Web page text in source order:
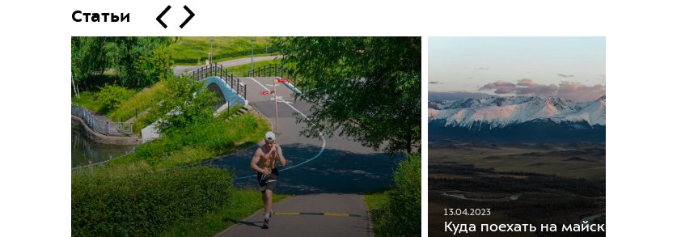
Статьи
13.04.2023
Куда поехать на майские праздники